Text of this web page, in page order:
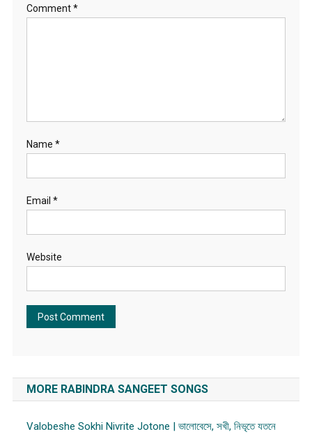
Comment*
Name *
Email *
Website
MORE RABINDRA SANGEET SONGS
Valobeshe Sokhi Nivrite Jotone | ভালোবেসে, সখী, নিভৃতে যতনে